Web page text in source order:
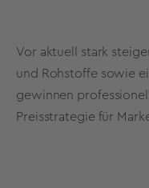
Vor aktuell stark
und Rohstoffe sowie
gewinnen
Preisstrategie für